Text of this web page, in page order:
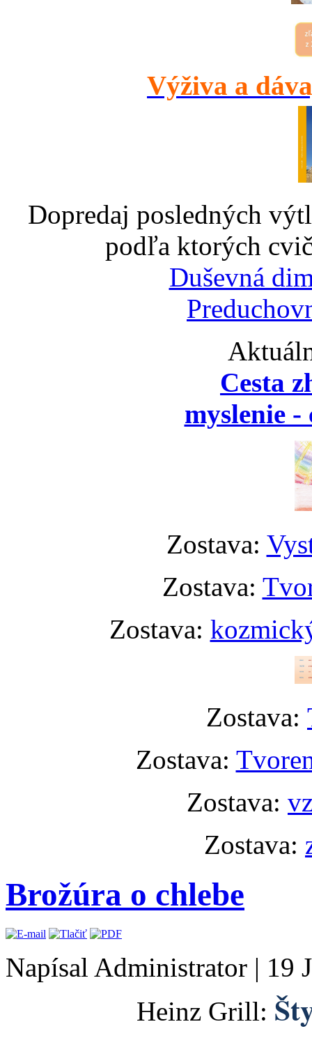
Výživa a
Dopredaj posledných
podľa ktorých
Duševná
Cesta
myslenie
Zostava:
Zostava:
Zostava:
Zostava:
Zostava:
Zostava:
Zostava:
Brožúra o chlebe
Napísal Administrator | 19
Heinz Grill: